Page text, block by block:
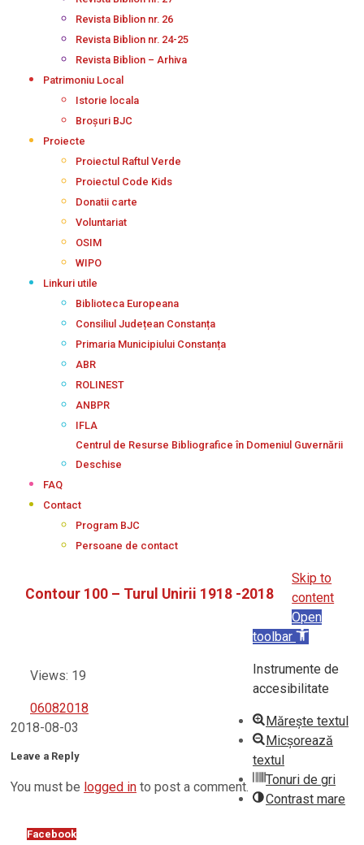
Revista Biblion nr. 26
Revista Biblion nr. 24-25
Revista Biblion – Arhiva
Patrimoniu Local
Istorie locala
Broșuri BJC
Proiecte
Proiectul Raftul Verde
Proiectul Code Kids
Donatii carte
Voluntariat
OSIM
WIPO
Linkuri utile
Biblioteca Europeana
Consiliul Județean Constanța
Primaria Municipiului Constanța
ABR
ROLINEST
ANBPR
IFLA
Centrul de Resurse Bibliografice în Domeniul Guvernării
Deschise
FAQ
Contact
Program BJC
Persoane de contact
Contour 100 – Turul Unirii 1918 -2018
Views: 19
06082018
2018-08-03
Leave a Reply
You must be logged in to post a comment.
Facebook
Skip to
content
Open
toolbar
Instrumente de
accesibilitate
Mărește textul
Micșorează
textul
Tonuri de gri
Contrast mare